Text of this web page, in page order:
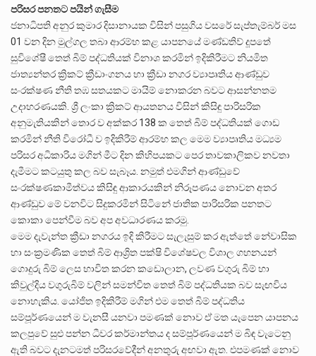
පරිසර පනතට පයින් ගැසීම
ජනාධිපති අනුර කුමාර දිසානායක විසින් පසුගිය වසරේ සැප්තැම්බර් මස
01 වන දින මුල්ගල තබා ආරම්භ කළ යාපනයේ මණ්ඩතිව් දූපතේ
සුවිශේෂී තෙත් බිම් පද්ධතියක් විනාශ කරමින් ඉදිකිරීමට නියමිත
ජාත්‍යන්තර ක්‍රිකට් ක්‍රීඩාංගනය හා ක්‍රීඩා නගර ව්‍යාපෘතිය ආණ්ඩුව
සංරක්ෂණ නීති තඹ සතයකට මායිම් නොකරන බවට ආසන්නතම
උදාහරණයකි. ශ්‍රී ලංකා ක්‍රිකට් ආයතනය විසින් කිසිඳු පාරිසරික
අනුමැතියකින් තොර ව අක්කර 138 ක තෙත් බිම් පද්ධතියක් ගොඩ
කරමින් නීති විරෝධී ව ඉදිකිරීම් ආරම්භ කල මෙම ව්‍යාපෘතිය මධ්‍යම
පරිසර අධිකාරිය මගින් මීට දින කිහිපයකට පෙර තාවකාලිකව නවතා
දැමීමට කටයුතු කල බව සැබෑය. නමුත් එමගින් ආණ්ඩුවේ
සංරක්ෂණකාමීත්වය කිසිඳු ආකාරයකින් නිරූපණය නොවන අතර
ආණ්ඩුව මේ වනවිට සිදුකරමින් සිටිනේ ජාතික පාරිසරික පනතට
කොකා පෙන්වීම බව අප අවධාරණය කරමු.
මෙම දැවැන්ත ක්‍රීඩා නගරය ඉදි කිරීමට සැලැසුම් කර ඇත්තේ නේවාසික
හා සංක්‍රමණික තෙත් බිම් ආශ්‍රිත පක්ෂි විශේෂවල විශාල ගහනයන්
ගොදුරු බිම් ලෙස භාවිත කරන කඩොලාන, ලවණ වගුරු බිම් හා
කිවුල්දිය වගුරුබිම් වලින් සමන්විත තෙත් බිම් පද්ධතියක බව සැඟවිය
නොහැකිය. යෝජිත ඉදිකිරීම් මගින් එම තෙත් බිම් පද්ධතිය
සම්පූර්ණයෙන් ම වැනසී යනවා පමණක් නොව ඒ මත යැපෙන යාපනය
කලපුවේ සුළු පන්න ධීවර කර්මාන්තය ද සම්පූර්ණයෙන් ම බිඳ වැටෙනු
ඇති බවට දැනටමත් පරිසරවේදීන් අනතුරු අඟවා ඇත. එපමණක් නොව